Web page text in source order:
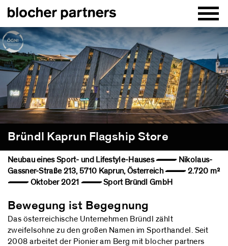
Bründl Kaprun Flagship Store
Neubau eines Sport- und Lifestyle-Hauses — Nikolaus-
Gassner-Straße 213, 5710 Kaprun, Österreich — 2.720 m²
— Oktober 2021 — Sport Bründl GmbH
Bewegung ist Begegnung
Das österreichische Unternehmen Bründl zählt
zweifelsohne zu den großen Namen im Sporthandel. Seit
2008 arbeitet der Pionier am Berg mit blocher partners